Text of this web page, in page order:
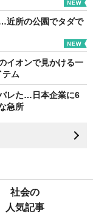
近所の公園でタダで
イオンで見かける一
テム
レた…日本企業に6
急所
社会の
人気記事